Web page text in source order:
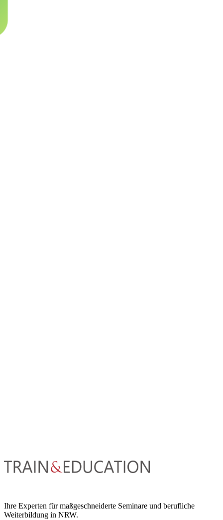
Ihre Experten für maßgeschneiderte Seminare und berufliche
Weiterbildung in NRW.